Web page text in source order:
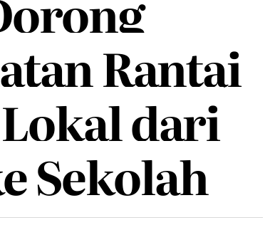
Rantai
dari
Sekolah